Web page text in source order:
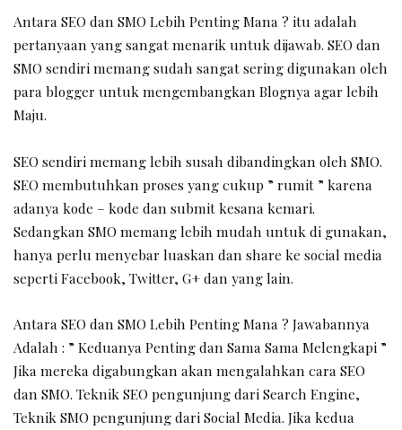
Antara SEO dan SMO Lebih Penting Mana ? itu adalah
pertanyaan yang sangat menarik untuk dijawab. SEO dan
SMO sendiri memang sudah sangat sering digunakan oleh
para blogger untuk mengembangkan Blognya agar lebih
Maju.
SEO sendiri memang lebih susah dibandingkan oleh SMO.
SEO membutuhkan proses yang cukup ” rumit ” karena
adanya kode – kode dan submit kesana kemari.
Sedangkan SMO memang lebih mudah untuk di gunakan,
hanya perlu menyebar luaskan dan share ke social media
seperti Facebook, Twitter, G+ dan yang lain.
Antara SEO dan SMO Lebih Penting Mana ? Jawabannya
Adalah : ” Keduanya Penting dan Sama Sama Melengkapi ”
Jika mereka digabungkan akan mengalahkan cara SEO
dan SMO. Teknik SEO pengunjung dari Search Engine,
Teknik SMO pengunjung dari Social Media. Jika kedua